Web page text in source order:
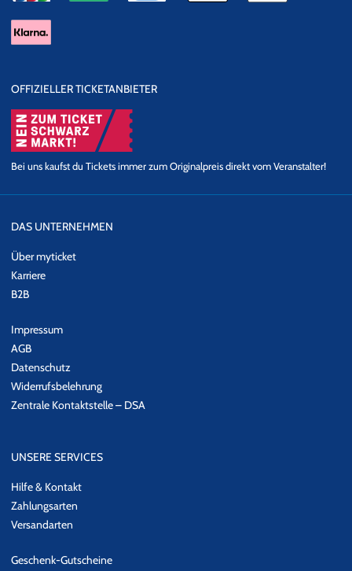
OFFIZIELLER TICKETANBIETER
Bei uns kaufst du Tickets immer zum Originalpreis direkt vom Veranstalter!
DAS UNTERNEHMEN
Über myticket
Karriere
B2B
Impressum
AGB
Datenschutz
Widerrufsbelehrung
Zentrale Kontaktstelle – DSA
UNSERE SERVICES
Hilfe & Kontakt
Zahlungsarten
Versandarten
Geschenk-Gutscheine